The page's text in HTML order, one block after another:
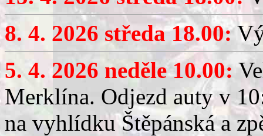
8. 4. 2026 středa 18.00:
5. 4. 2026 neděle 10.00:
Merklína. Odjezd auty v
na vyhlídku Štěpánská a